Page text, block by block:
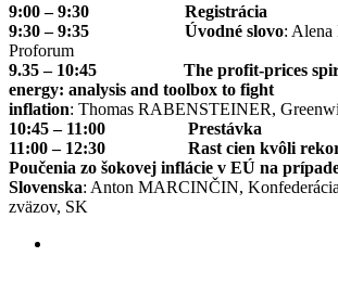
9:00 – 9:30
Registrácia
9:30 – 9:35
Úvodné slovo:
Proforum
9.35 – 10:45
The profit-prices
energy: analysis and toolbox to fight
inflation: Thomas RABENSTEINER,
10:45 – 11:00
Prestávka
11:00 – 12:30
Rast cien kvôli
Poučenia zo šokovej inflácie v EÚ na
Slovenska: Anton MARCINČIN,
zväzov, SK